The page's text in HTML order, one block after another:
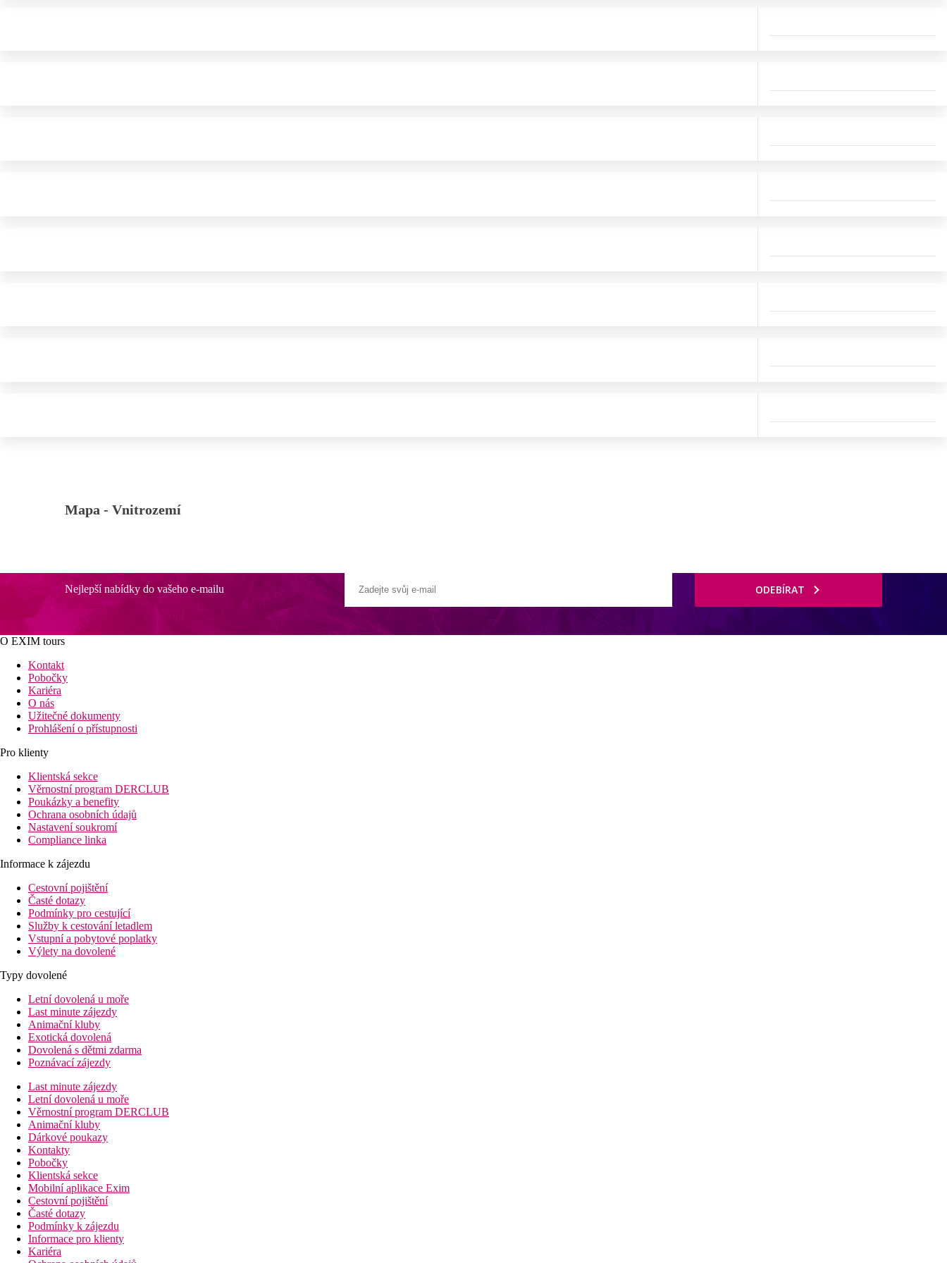
Mapa - Vnitrozemí
Nejlepší nabídky do vašeho e-mailu ODEBÍRAT
O EXIM tours
Kontakt
Pobočky
Kariéra
O nás
Užitečné dokumenty
Prohlášení o přístupnosti
Pro klienty
Klientská sekce
Věrnostní program DERCLUB
Poukázky a benefity
Ochrana osobních údajů
Nastavení soukromí
Compliance linka
Informace k zájezdu
Cestovní pojištění
Časté dotazy
Podmínky pro cestující
Služby k cestování letadlem
Vstupní a pobytové poplatky
Výlety na dovolené
Typy dovolené
Letní dovolená u moře
Last minute zájezdy
Animační kluby
Exotická dovolená
Dovolená s dětmi zdarma
Poznávací zájezdy
Last minute zájezdy
Letní dovolená u moře
Věrnostní program DERCLUB
Animační kluby
Dárkové poukazy
Kontakty
Pobočky
Klientská sekce
Mobilní aplikace Exim
Cestovní pojištění
Časté dotazy
Podmínky k zájezdu
Informace pro klienty
Kariéra